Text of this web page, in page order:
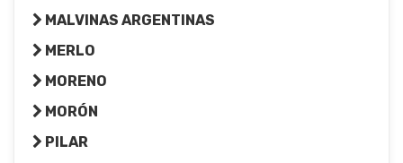
MALVINAS ARGENTINAS
MERLO
MORENO
MORÓN
PILAR